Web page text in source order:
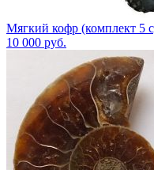
Мягкий кофр (комплект 5
10 000 руб.